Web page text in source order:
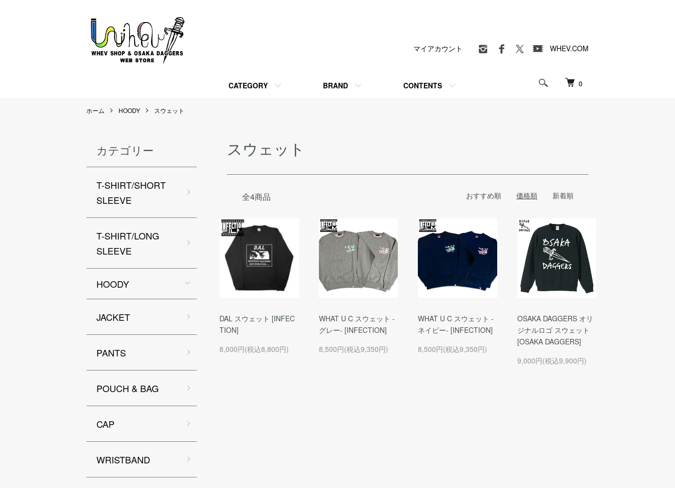
0
CATEGORY BRAND CONTENTS
マイアカウント WHEV.COM
ホーム HOODY スウェット
スウェット
全4商品 おすすめ順 価格順 新着順
DAL スウェット [INFEC
TION]
8,000円(税込8,800円)
WHAT U C スウェット -
グレー- [INFECTION]
8,500円(税込9,350円)
WHAT U C スウェット -
ネイビー- [INFECTION]
8,500円(税込9,350円)
OSAKA DAGGERS オリ
ジナルロゴ スウェット
[OSAKA DAGGERS]
9,000円(税込9,900円)
カテゴリー
T-SHIRT/SHORT
SLEEVE
T-SHIRT/LONG
SLEEVE
HOODY
JACKET
PANTS
POUCH & BAG
CAP
WRISTBAND